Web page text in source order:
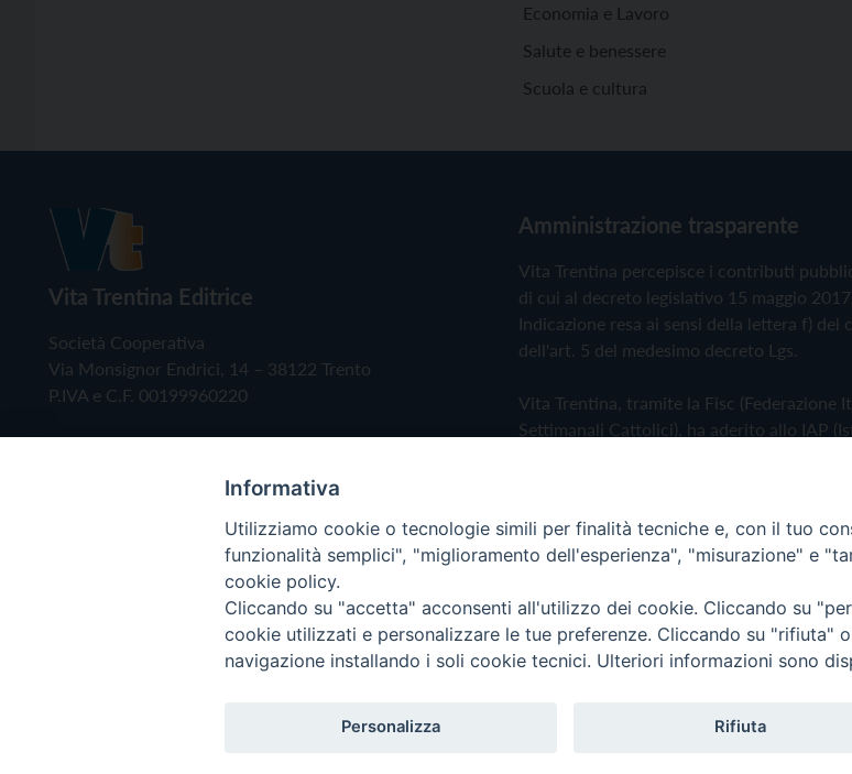
Economia e Lavoro
Salute e benessere
Scuola e cultura
Vita Trentina Editrice
Società Cooperativa
Via Monsignor Endrici, 14 – 38122 Trento
P.IVA e C.F. 00199960220
Amministrazione trasparente
Vita Trentina percepisce i contributi
di cui al decreto legislativo 15 maggio
Indicazione resa ai sensi della lettera f) del
dell'art. 5 del medesimo decreto Lgs.
Vita Trentina, tramite la Fisc (Federazione
Settimanali Cattolici), ha aderito allo IAP
Privacy Policy Cookie Policy
Copyright © 2019 - Tutti i diritti riservati - Vita Trentina Editrice
Informativa
Utilizziamo cookie o tecnologie simili per finalità tecniche e, con il tuo
funzionalità semplici", "miglioramento dell'esperienza", "misurazione" e
cookie policy.
Cliccando su "accetta" acconsenti all'utilizzo dei cookie. Cliccando su
cookie utilizzati e personalizzare le tue preferenze. Cliccando su "rifiuta"
navigazione installando i soli cookie tecnici. Ulteriori informazioni sono
Personalizza Rifiuta